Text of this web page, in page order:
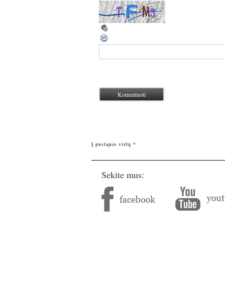
Į puslapio viršų ^
Sekite mus: